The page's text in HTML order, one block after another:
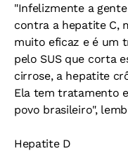
"Infelizmente a
contra a hepatite C,
muito eficaz e é um
pelo SUS que corta
cirrose, a hepatite
Ela tem tratamento
povo brasileiro",
Hepatite D